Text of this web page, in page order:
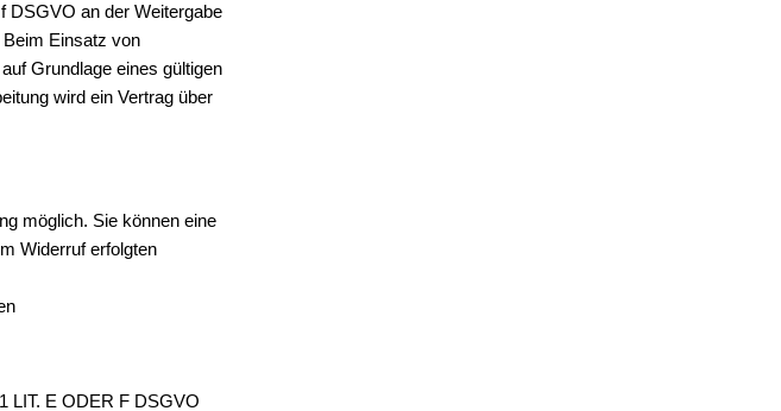
DSGVO an der Weitergabe
Einsatz von
Grundlage eines gültigen
wird ein Vertrag über
möglich. Sie können eine
Widerruf erfolgten
LIT. E ODER F DSGVO